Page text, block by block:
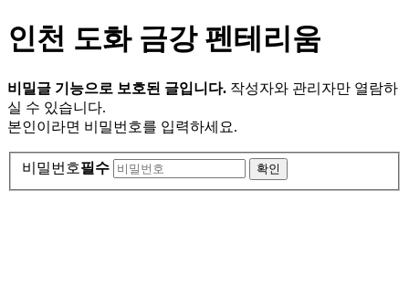
인천 도화 금강 펜테리움
비밀글 기능으로 보호된 글입니다. 작성자와 관리자만 열람하
실 수 있습니다.
본인이라면 비밀번호를 입력하세요.
비밀번호필수